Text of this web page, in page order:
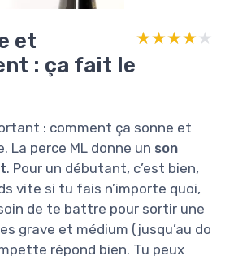
et
: ça fait le
★★★★★
★★★★★
: comment ça sonne et
La perce ML donne un son
. Pour un débutant, c’est bien,
vite si tu fais n’importe quoi,
de te battre pour sortir une
grave et médium (jusqu’au do
répond bien. Tu peux